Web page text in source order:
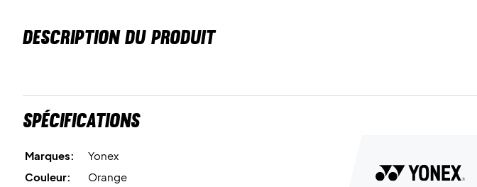
DESCRIPTION DU PRODUIT
Spécifications
Marques:
Yonex
Couleur:
Orange